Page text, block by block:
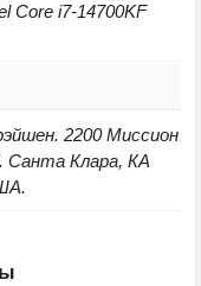
Core i7-14700KF
2200 Миссион
Санта Клара, КА